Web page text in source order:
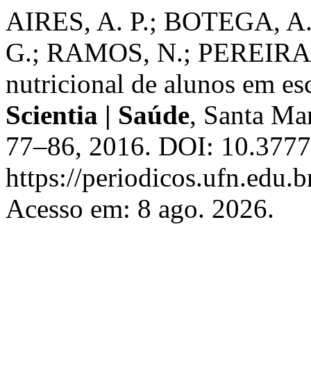
AIRES, A. P.; BOTEGA,
G.; RAMOS, N.;
nutricional de alunos em
Scientia | Saúde, Santa
77–86, 2016. DOI:
https://
Acesso em: 8 ago. 2026.